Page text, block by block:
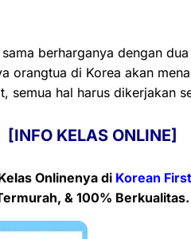
berharganya dengan
orangtua di Korea akan
semua hal harus dikerjakan
[INFO KELAS ONLINE]
Onlinenya di Korean First
& 100% Berkualitas.